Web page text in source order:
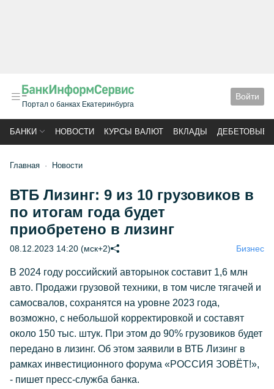
Портал о банках Екатеринбурга
Войти
БАНКИ НОВОСТИ КУРСЫ ВАЛЮТ ВКЛАДЫ ДЕБЕТОВЫЕ
Главная Новости
ВТБ Лизинг: 9 из 10 грузовиков в
по итогам года будет
приобретено в лизинг
08.12.2023 14:20 (мск+2) Бизнес
В 2024 году российский авторынок составит 1,6 млн
авто. Продажи грузовой техники, в том числе тягачей и
самосвалов, сохранятся на уровне 2023 года,
возможно, с небольшой корректировкой и составят
около 150 тыс. штук. При этом до 90% грузовиков будет
передано в лизинг. Об этом заявили в ВТБ Лизинг в
рамках инвестиционного форума «РОССИЯ ЗОВЁТ!»,
- пишет пресс-служба банка.